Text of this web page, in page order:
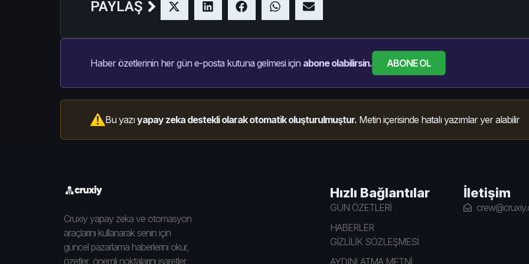
PAYLAŞ
Haber özetlerinin her gün e-posta kutuna gelmesi için abone olabilirsin. ABONE OL
Bu yazıyapay zeka destekli olarak otomatik oluşturulmuştur. Metin içerisinde hatalı yazımlar yer alabilir
Cruxiy yapay zeka ve otomasyon
araçlarını kullanarak senin için
güncel pazarlama haberlerini okur,
özetler, önemli noktalarını işaretler
Hızlı Bağlantılar
GÜN ÖZETLERİ
HABERLER
GİZLİLİK SÖZLEŞMESİ
AYDINLATMA METNİ
İletişim